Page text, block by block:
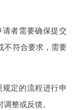
者需要确保提交
不符合要求，需要
定的流程进行申
整或反馈。